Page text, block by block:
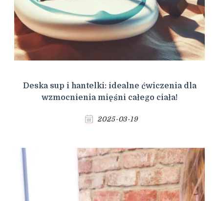
Deska sup i hantelki: idealne ćwiczenia dla
wzmocnienia mięśni całego ciała!
2025-03-19